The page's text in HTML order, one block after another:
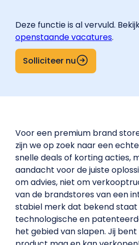
Deze functie is al vervuld.
openstaande vacatures.
Solliciteer nu
Voor een premium brand
zijn we op zoek naar een
snelle deals of korting acties,
aandacht voor de juiste
om advies, niet om
van de brandstores van een
stabiel merk dat bekend
technologische en
het gebied van slapen. Jij